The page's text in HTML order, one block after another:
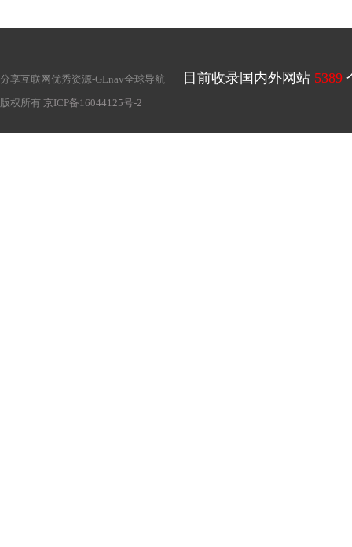
分享互联网优秀资源-GLnav全球导航 目前收录国内外网站 5389
版权所有 京ICP备16044125号-2